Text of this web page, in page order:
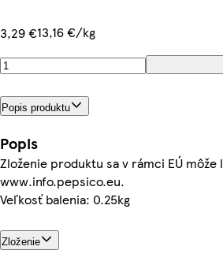
3,29 €13,16 €/kg
Popis produktu
Popis
Zloženie produktu sa v rámci EÚ
www.info.pepsico.eu.
Veľkosť balenia: 0.25kg
Zloženie